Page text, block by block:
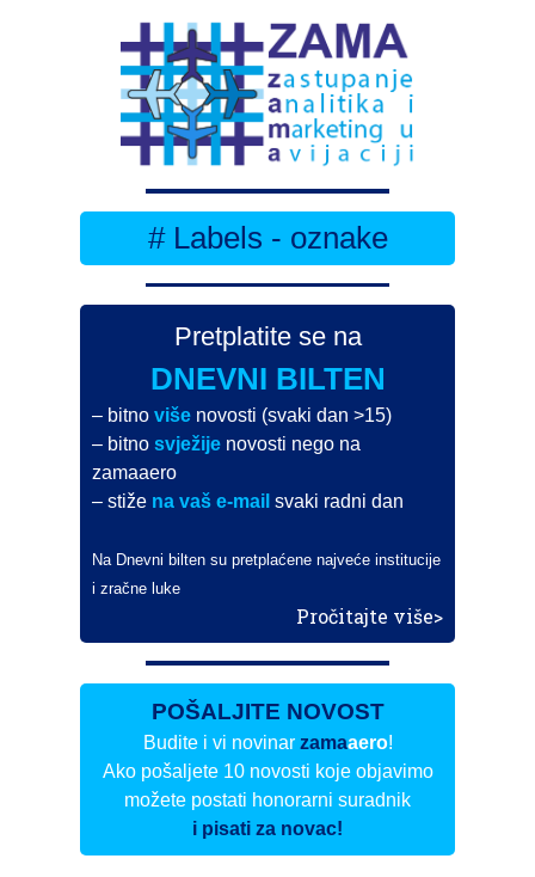
# Labels - oznake
Pretplatite se na
DNEVNI BILTEN
– bitnoviše novosti (svaki dan >15)
– bitnosvježije novosti nego na
zamaaero
– stiže na vaš e-mail svaki radni dan
Na Dnevni bilten su pretplaćene najveće institucije
i zračne luke
Pročitajte više>
POŠALJITE NOVOST
Budite i vi novinar zamaaero!
Ako pošaljete 10 novosti koje objavimo
možete postati honorarni suradnik
i pisati za novac!